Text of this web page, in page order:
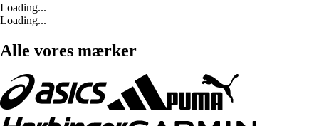
Loading...
Loading...
Alle vores mærker